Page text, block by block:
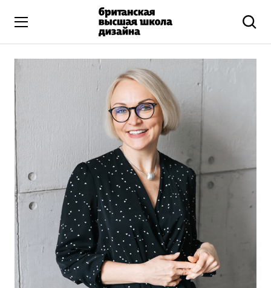
Высшее образование
Искусство и дизайн
Подготовительные курсы
Бизнес и маркетинг
Все программы
Дополнительное образование
Коммуникационный и цифровой дизайн
Иллюстрация
Современное искусство
Мода и стиль
Ювелирный дизайн